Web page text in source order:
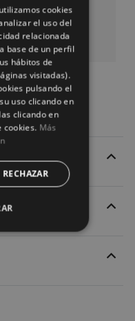
ENGLISH
FRENCH
GERMAN
utilizamos cookies
el uso del
relacionada
base de un perfil
hábitos de
visitadas).
pulsando el
uso clicando en
clicando en
cookies. Más
RECHAZAR